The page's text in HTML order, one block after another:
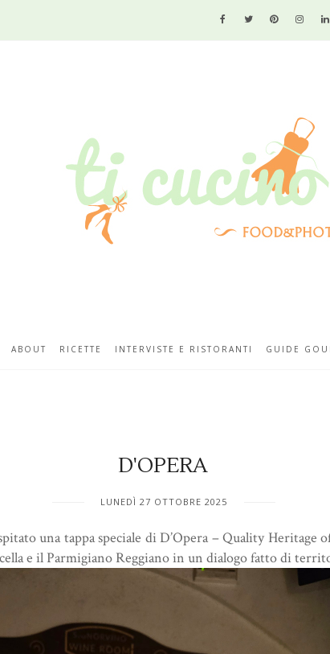
ABOUT RICETTE INTERVISTE E RISTORANTI GUIDE
D'OPERA
LUNEDÌ 27 OTTOBRE 2025
una tappa speciale di D’Opera – Quality Heritage
e il Parmigiano Reggiano in un dialogo fatto di